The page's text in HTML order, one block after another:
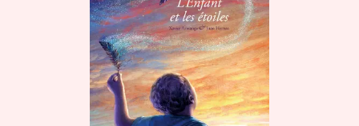
Tales and classics in french
Fable, myth, literature and poetry